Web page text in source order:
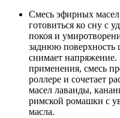
Смесь эфирных
готовиться ко сну с
покоя и
заднюю поверхность
снимает напряжение.
применения, смесь
роллере и сочетает
масел лаванды,
римской ромашки с
масла.